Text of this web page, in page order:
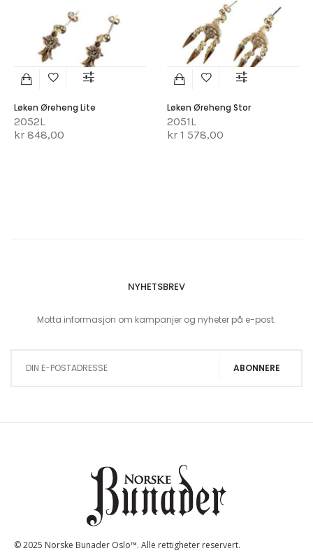
Løken Øreheng Lite
2052L
kr 848,00
Løken Øreheng Stor
2051L
kr 1 578,00
NYHETSBREV
Motta informasjon om kampanjer og nyheter på e-post.
ABONNERE
© 2025 Norske Bunader Oslo™. Alle rettigheter reservert.